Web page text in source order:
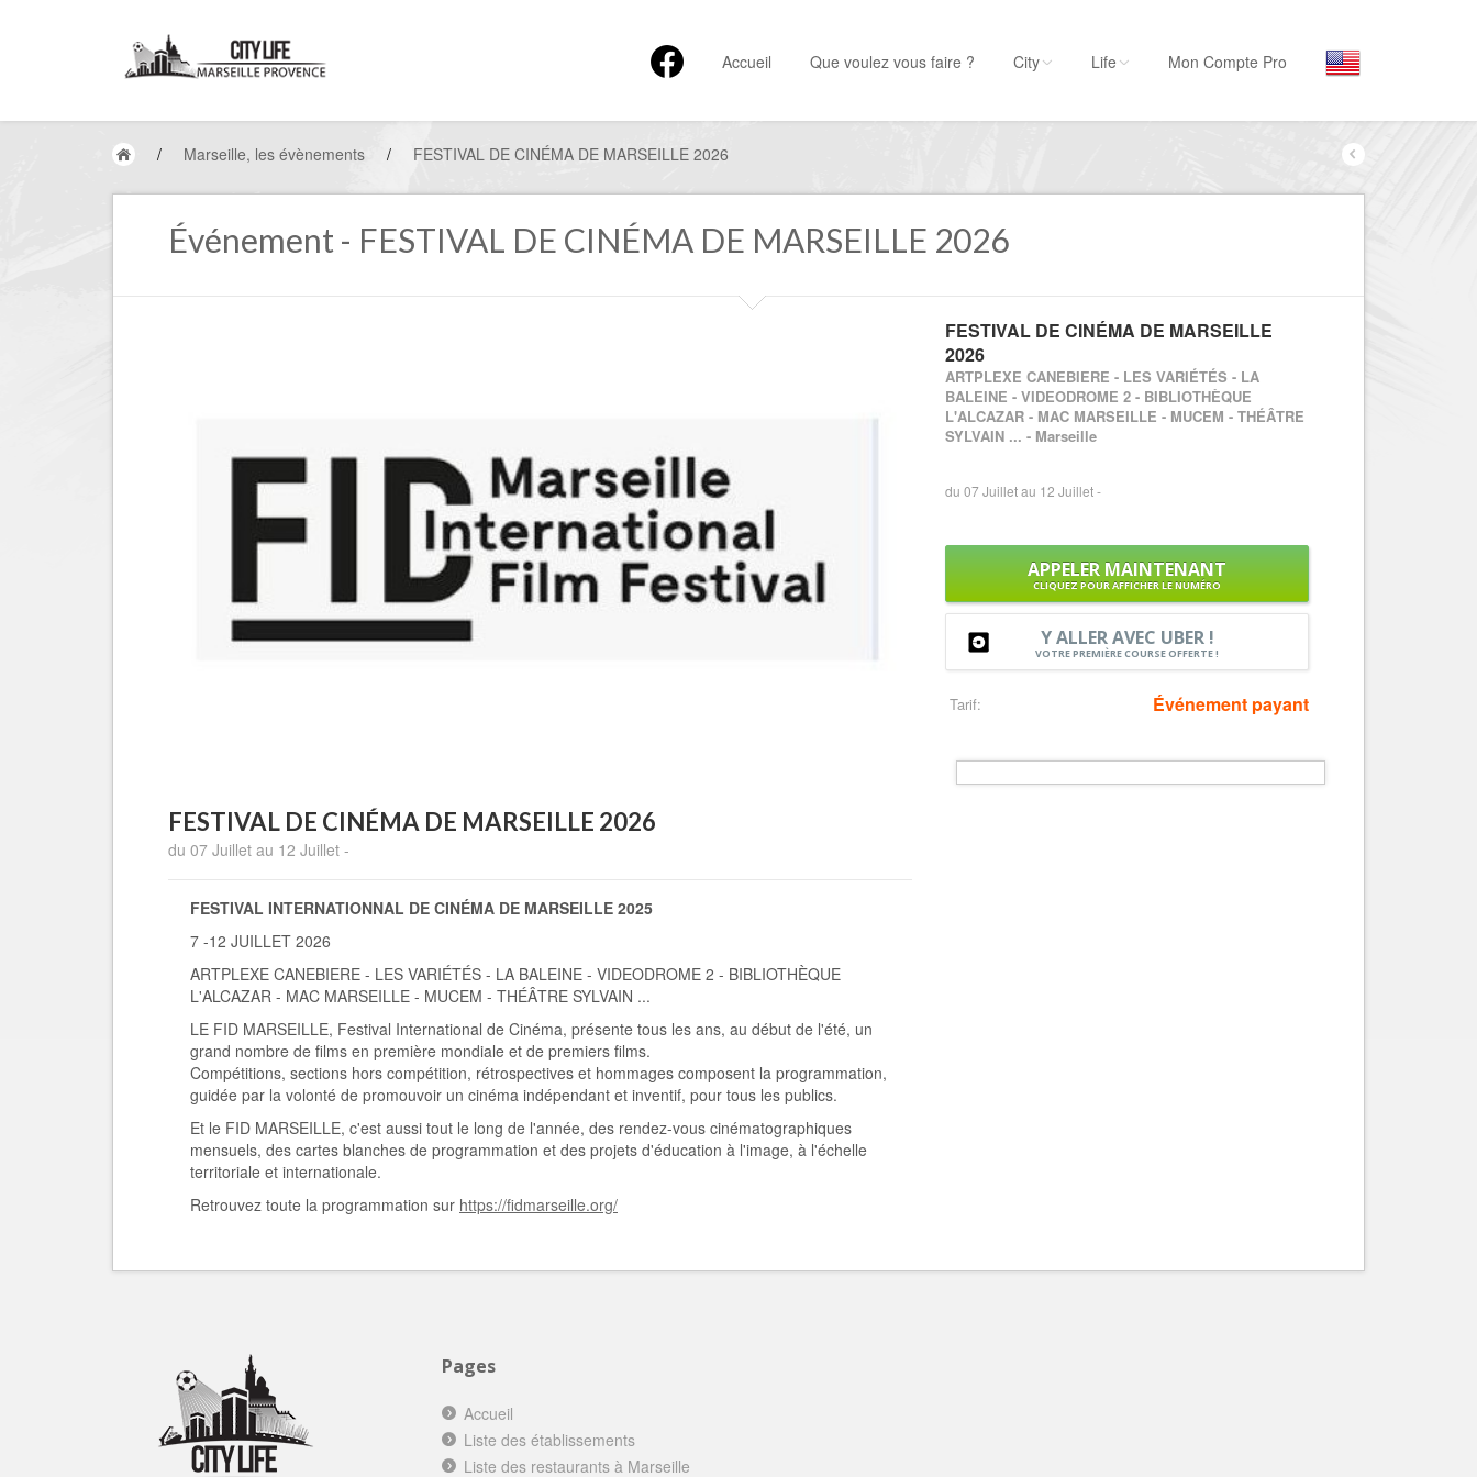
Accueil Que voulez vous faire ?
Séjourner
Mode, ...
Tourisme, ...
City Life Mon Compte Pro
/ Marseille, les évènements / FESTIVAL DE CINÉMA DE MARSEILLE 2026
Événement - FESTIVAL DE CINÉMA DE MARSEILLE 2026
FESTIVAL DE CINÉMA DE MARSEILLE 2026
du 07 Juillet au 12 Juillet -
FESTIVAL INTERNATIONNAL DE CINÉMA DE MARSEILLE 2025
7 -12 JUILLET 2026
ARTPLEXE CANEBIERE - LES VARIÉTÉS - LA BALEINE - VIDEODROME 2 - BIBLIOTHÈQUE
L'ALCAZAR - MAC MARSEILLE - MUCEM - THÉÂTRE SYLVAIN ...
LE FID MARSEILLE, Festival International de Cinéma, présente tous les ans, au début de l'été, un
grand nombre de films en première mondiale et de premiers films.
Compétitions, sections hors compétition, rétrospectives et hommages composent la programmation,
guidée par la volonté de promouvoir un cinéma indépendant et inventif, pour tous les publics.
Et le FID MARSEILLE, c'est aussi tout le long de l'année, des rendez-vous cinématographiques
mensuels, des cartes blanches de programmation et des projets d'éducation à l'image, à l'échelle
territoriale et internationale.
Retrouvez toute la programmation sur https://fidmarseille.org/
FESTIVAL DE CINÉMA DE MARSEILLE
2026
ARTPLEXE CANEBIERE - LES VARIÉTÉS - LA
BALEINE - VIDEODROME 2 - BIBLIOTHÈQUE
L'ALCAZAR - MAC MARSEILLE - MUCEM - THÉÂTRE
SYLVAIN ... - Marseille
du 07 Juillet au 12 Juillet -
APPELER MAINTENANT
CLIQUEZ POUR AFFICHER LE NUMÉRO
Y ALLER AVEC UBER !
VOTRE PREMIÈRE COURSE OFFERTE !
Tarif: Événement payant
Pages
Accueil
Liste des établissements
Liste des restaurants à Marseille